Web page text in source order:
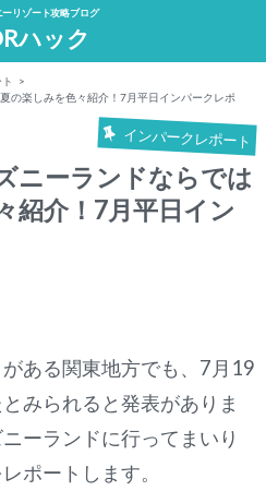
ーリゾート攻略ブログ
の楽しみを色々紹介！7月平日インパークレポ
インパークレポート
ニーランドならでは
紹介！7月平日イン
ある関東地方でも、7月19
みられると発表がありま
ーランドに行ってまいり
ポートします。